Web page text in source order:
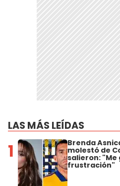
LAS MÁS LEÍDAS
1 Brenda
molestó de
salieron:
frustración"